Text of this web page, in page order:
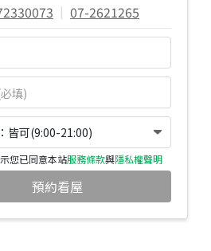
| 07-2621265
皆可(9:00-21:00)
您已同意本站服務條款與隱私權聲明
預約看屋